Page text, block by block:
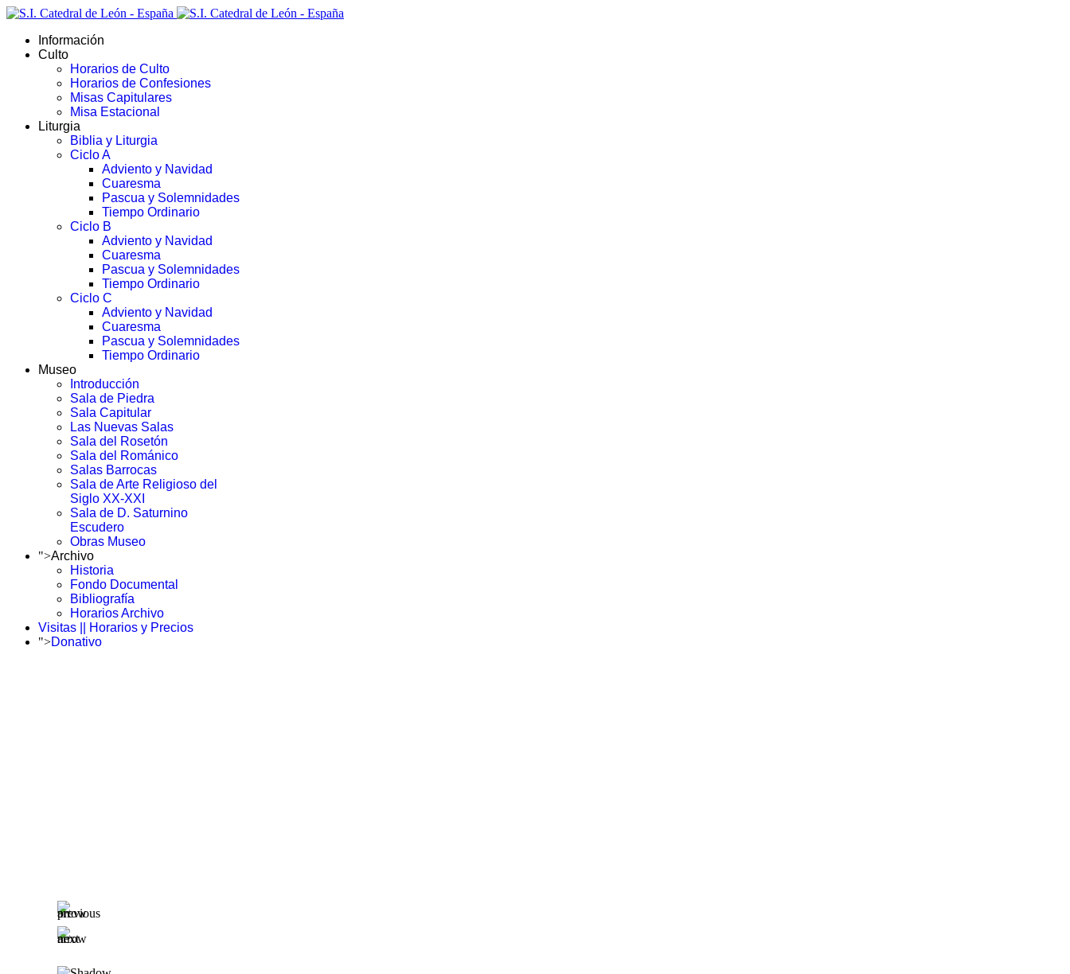
Información
Culto
Horarios de Culto
Horarios de Confesiones
Misas Capitulares
Misa Estacional
Liturgia
Biblia y Liturgia
Ciclo A
Adviento y Navidad
Cuaresma
Pascua y Solemnidades
Tiempo Ordinario
Ciclo B
Adviento y Navidad
Cuaresma
Pascua y Solemnidades
Tiempo Ordinario
Ciclo C
Adviento y Navidad
Cuaresma
Pascua y Solemnidades
Tiempo Ordinario
Museo
Introducción
Sala de Piedra
Sala Capitular
Las Nuevas Salas
Sala del Rosetón
Sala del Románico
Salas Barrocas
Sala de Arte Religioso del
Siglo XX-XXI
Sala de D. Saturnino
Escudero
Obras Museo
">Archivo
Historia
Fondo Documental
Bibliografía
Horarios Archivo
Visitas || Horarios y Precios
">Donativo